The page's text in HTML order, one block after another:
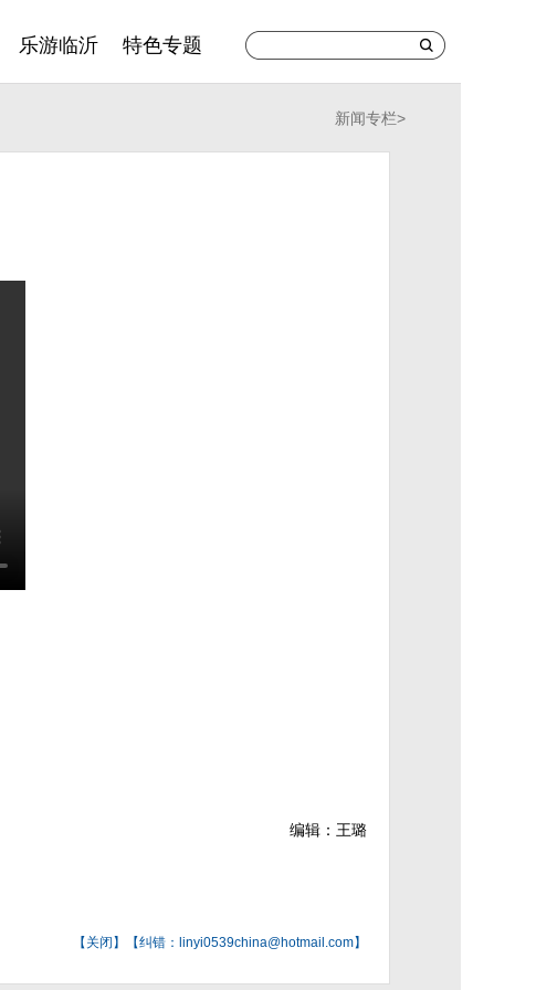
乐游临沂 特色专题
新闻专栏>
编辑：王璐
【 关闭 】【纠错：linyi0539china@hotmail.com】